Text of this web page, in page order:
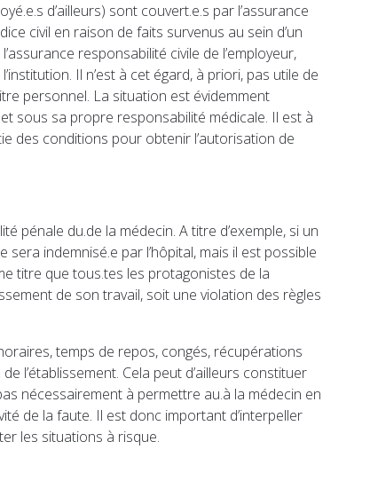
d’ailleurs) sont couvert.e.s par l’assurance
civil en raison de faits survenus au sein d’un
responsabilité civile de l’employeur,
Il n’est à cet égard, à priori, pas utile de
personnel. La situation est évidemment
sous sa propre responsabilité médicale. Il est à
des conditions pour obtenir l’autorisation de
pénale du.de la médecin. A titre d’exemple, si un
indemnisé.e par l’hôpital, mais il est possible
titre que tous.tes les protagonistes de la
de son travail, soit une violation des règles
temps de repos, congés, récupérations
l’établissement. Cela peut d’ailleurs constituer
nécessairement à permettre au.à la médecin en
de la faute. Il est donc important d’interpeller
les situations à risque.